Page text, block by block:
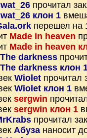
прочитал
клон 1
перешел на
Made in heaven
Made in heaven
The darkness
The darkness клон
Wiolet прочитал
Wiolet клон 1
sergwin
sergwin клон 1
прочитал
Абуза наносит